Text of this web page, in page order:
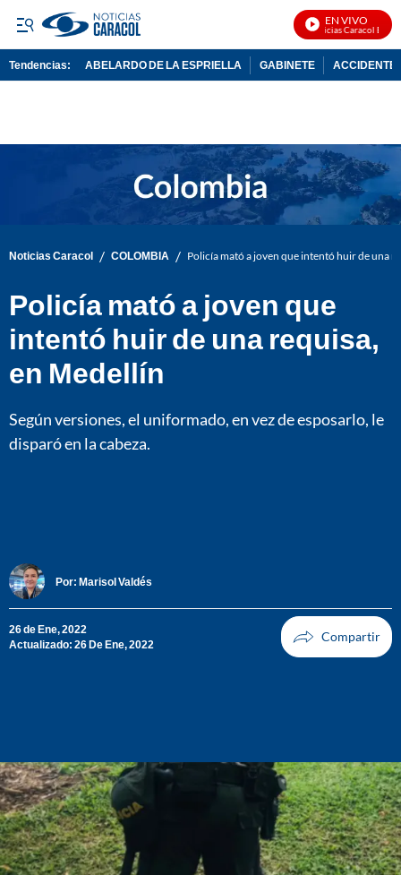
EN VIVO
Noticias Caracol En
Tendencias: ABELARDO DE LA ESPRIELLA GABINETE ACCIDENTE
Noticias Caracol / COLOMBIA / Policía mató a joven que intentó huir de una
Policía mató a joven que
intentó huir de una requisa,
en Medellín
Según versiones, el uniformado, en vez de esposarlo, le
disparó en la cabeza.
Por: Marisol Valdés
26 de Ene, 2022
Actualizado: 26 De Ene, 2022